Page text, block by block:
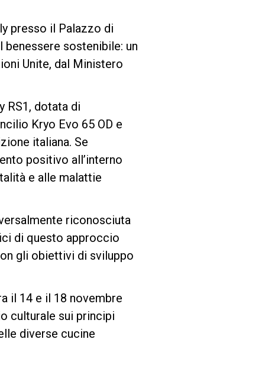
presso il Palazzo di
sostenibile: un
Unite, dal Ministero
RS1, dotata di
Kryo Evo 65 OD e
italiana. Se
positivo all’interno
e alle malattie
riconosciuta
di questo approccio
gli obiettivi di sviluppo
il 14 e il 18 novembre
culturale sui principi
diverse cucine
Contattaci